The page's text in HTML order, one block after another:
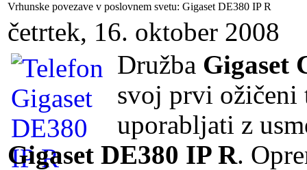
Vrhunske povezave v poslovnem svetu: Gigaset DE380 IP R
četrtek, 16. oktober 2008
Družba Gigaset
svoj prvi ožičeni
uporabljati z
Gigaset DE380 IP R.